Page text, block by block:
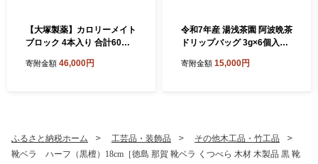
【大塚製薬】カロリーメイト
ブロック 4本入り 合計60箱 5
ロリーメイト チョコ バニラ
スポーツ 防災 災害 地震 非常
食 常備食 備蓄 受験 受験応援
新生活 大塚製薬】MS-2
寄附金額 46,000円
令和7年産 湯浅茶園 阿波晩茶
ドリップバッグ 3g×6個入×3
阿波晩茶 相生晩茶 番茶 国産
製法 手作り 数量限定 期間限
定】YT-2_2025
寄附金額 15,000円
ふるさと納税ホーム 工芸品・装飾品
その他木工品・竹工品
靴ベラ ハーフ（黒檀）18cm［徳島 那賀 靴ベラ くつべら 木材 木製品 黒 靴